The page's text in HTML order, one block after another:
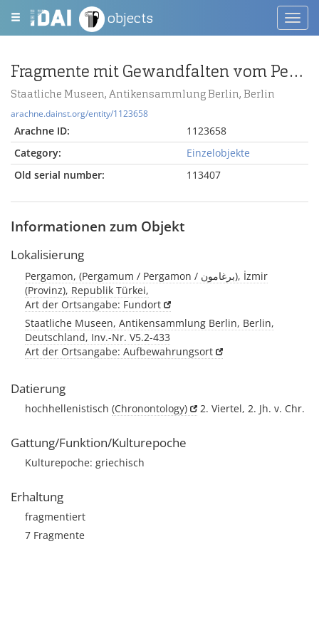
objects
Fragmente mit Gewandfalten vom Pergamonaltar (Rundplastik oder Relief)
Staatliche Museen, Antikensammlung Berlin, Berlin
arachne.dainst.org/entity/1123658
Arachne ID:
1123658
Category:
Einzelobjekte
Old serial number:
113407
Informationen zum Objekt
Lokalisierung
Pergamon, (Pergamum / Pergamon / برغامون), İzmir
(Provinz), Republik Türkei,
Art der Ortsangabe: Fundort
Staatliche Museen, Antikensammlung Berlin, Berlin,
Deutschland, Inv.-Nr. V5.2-433
Art der Ortsangabe: Aufbewahrungsort
Datierung
hochhellenistisch (Chronontology) 2. Viertel, 2. Jh. v. Chr.
Gattung/Funktion/Kulturepoche
Kulturepoche: griechisch
Erhaltung
fragmentiert
7 Fragmente